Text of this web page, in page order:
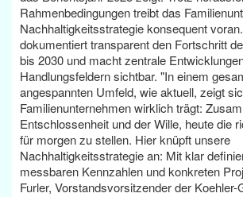
Rahmenbedingungen treibt das
Nachhaltigkeitsstrategie konsequent
dokumentiert transparent den Fortschritt
bis 2030 und macht zentrale
Handlungsfeldern sichtbar. "In einem
angespannten Umfeld, wie aktuell, zeigt
Familienunternehmen wirklich trägt:
Entschlossenheit und der Wille, heute die
für morgen zu stellen. Hier knüpft unsere
Nachhaltigkeitsstrategie an: Mit klar
messbaren Kennzahlen und konkreten
Furler, Vorstandsvorsitzender der Koehler-